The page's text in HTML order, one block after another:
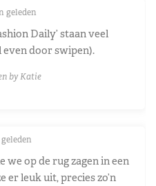
geleden
Daily’ staan veel
even door swipen).
by Katie
we op de rug zagen in een
leuk uit, precies zo’n